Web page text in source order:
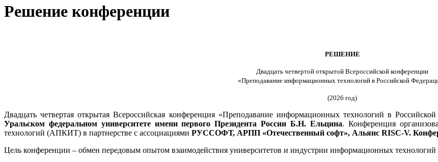
Решение конференции
РЕШЕНИЕ
Двадцать четвертой открытой Всероссийской конференции
«Преподавание информационных технологий в Российской
(2026 год)
Двадцать четвертая открытая Всероссийская конференция «Преподавание информационных технологий в
Уральском федеральном университете имени первого Президента России Б.Н. Ельцина. Конференция
технологий (АПКИТ) в партнерстве с ассоциациями РУССОФТ, АРПП «Отечественный софт», Альянс RISC-V.
Цель конференции – обмен передовым опытом взаимодействия университетов и индустрии информационных технологий